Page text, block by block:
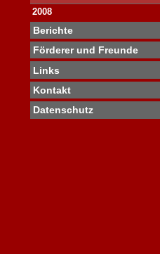
2008
Berichte
Förderer und Freunde
Links
Kontakt
Datenschutz